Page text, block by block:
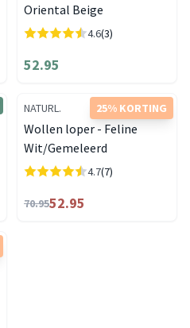
Oriental Beige
4.6(3)
52.95
25% KORTING
NATURL.
Wollen loper - Feline
Wit/Gemeleerd
4.7(7)
70.9552.95